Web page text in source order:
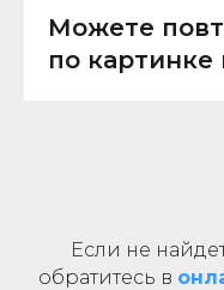
Можете
по картинке
Если не
обратитесь в